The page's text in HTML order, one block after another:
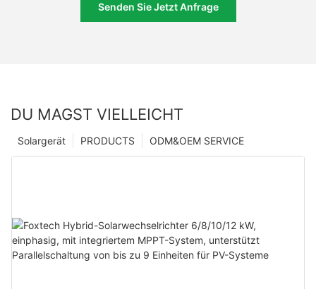
Senden Sie Jetzt Anfrage
DU MAGST VIELLEICHT
ODM&OEM SERVICE
PRODUCTS
Solargerät